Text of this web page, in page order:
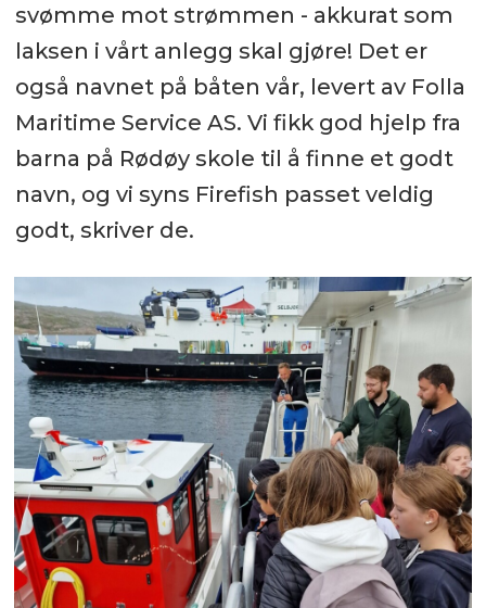
svømme mot strømmen - akkurat som
laksen i vårt anlegg skal gjøre! Det er
også navnet på båten vår, levert av Folla
Maritime Service AS. Vi fikk god hjelp fra
barna på Rødøy skole til å finne et godt
navn, og vi syns Firefish passet veldig
godt, skriver de.